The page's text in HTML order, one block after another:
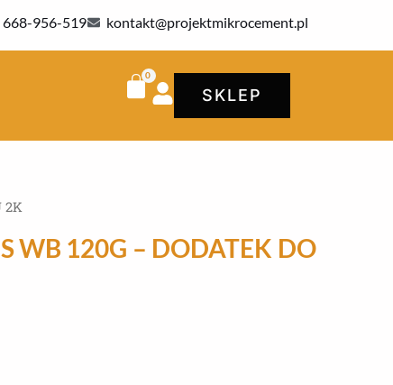
668-956-519 kontakt@projektmikrocement.pl
SKLEP
2K
WB 120G – DODATEK DO